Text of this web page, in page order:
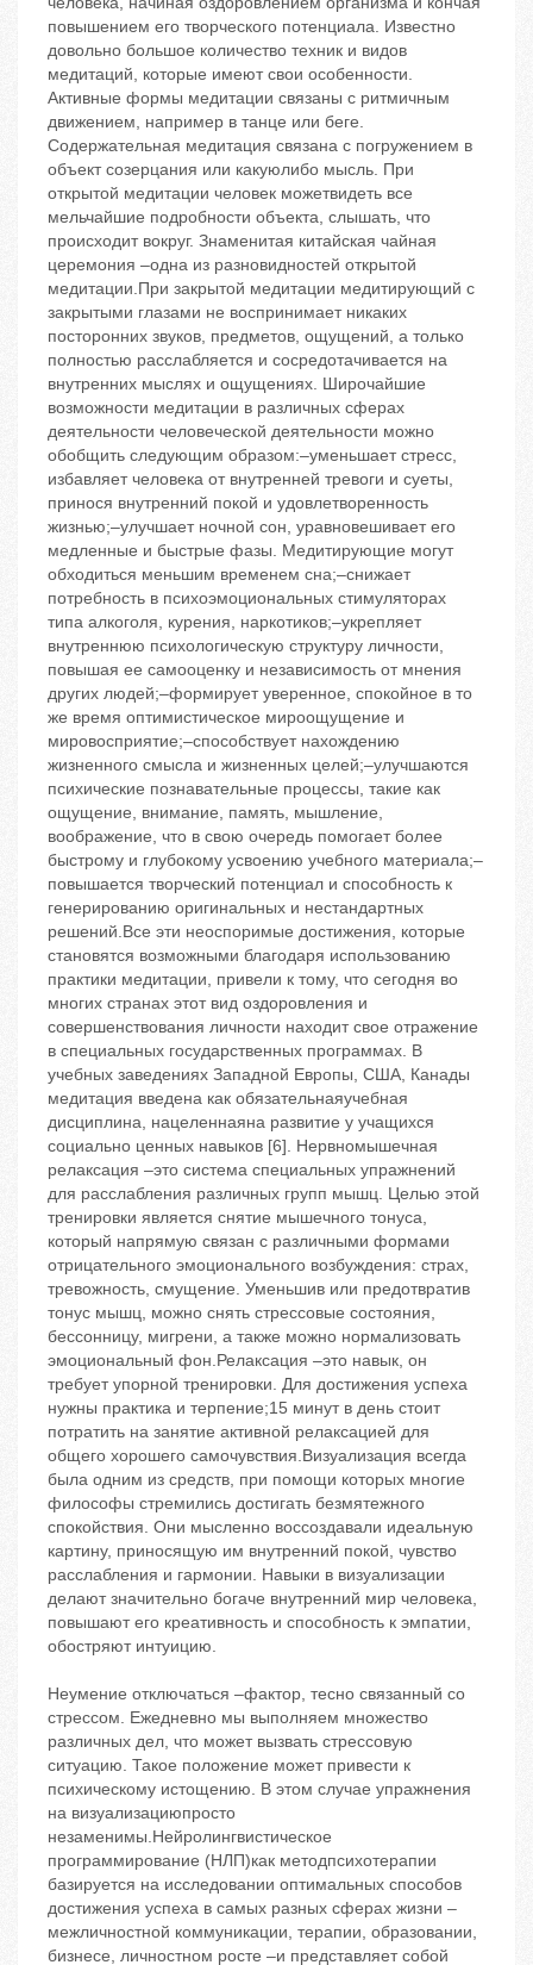
повышением его творческого потенциала. Известно
довольно большое количество техник и видов
медитаций, которые имеют свои особенности.
Активные формы медитации связаны с ритмичным
движением, например в танце или беге.
Содержательная медитация связана с погружением в
объект созерцания или какуюлибо мысль. При
открытой медитации человек можетвидеть все
мельчайшие подробности объекта, слышать, что
происходит вокруг. Знаменитая китайская чайная
церемония –одна из разновидностей открытой
медитации.При закрытой медитации медитирующий с
закрытыми глазами не воспринимает никаких
посторонних звуков, предметов, ощущений, а только
полностью расслабляется и сосредотачивается на
внутренних мыслях и ощущениях. Широчайшие
возможности медитации в различных сферах
деятельности человеческой деятельности можно
обобщить следующим образом:–уменьшает стресс,
избавляет человека от внутренней тревоги и суеты,
принося внутренний покой и удовлетворенность
жизнью;–улучшает ночной сон, уравновешивает его
медленные и быстрые фазы. Медитирующие могут
обходиться меньшим временем сна;–снижает
потребность в психоэмоциональных стимуляторах
типа алкоголя, курения, наркотиков;–укрепляет
внутреннюю психологическую структуру личности,
повышая ее самооценку и независимость от мнения
других людей;–формирует уверенное, спокойное в то
же время оптимистическое мироощущение и
мировосприятие;–способствует нахождению
жизненного смысла и жизненных целей;–улучшаются
психические познавательные процессы, такие как
ощущение, внимание, память, мышление,
воображение, что в свою очередь помогает более
быстрому и глубокому усвоению учебного материала;–
повышается творческий потенциал и способность к
генерированию оригинальных и нестандартных
решений.Все эти неоспоримые достижения, которые
становятся возможными благодаря использованию
практики медитации, привели к тому, что сегодня во
многих странах этот вид оздоровления и
совершенствования личности находит свое отражение
в специальных государственных программах. В
учебных заведениях Западной Европы, США, Канады
медитация введена как обязательнаяучебная
дисциплина, нацеленнаяна развитие у учащихся
социально ценных навыков [6]. Нервномышечная
релаксация –это система специальных упражнений
для расслабления различных групп мышц. Целью этой
тренировки является снятие мышечного тонуса,
который напрямую связан с различными формами
отрицательного эмоционального возбуждения: страх,
тревожность, смущение. Уменьшив или предотвратив
тонус мышц, можно снять стрессовые состояния,
бессонницу, мигрени, а также можно нормализовать
эмоциональный фон.Релаксация –это навык, он
требует упорной тренировки. Для достижения успеха
нужны практика и терпение;15 минут в день стоит
потратить на занятие активной релаксацией для
общего хорошего самочувствия.Визуализация всегда
была одним из средств, при помощи которых многие
философы стремились достигать безмятежного
спокойствия. Они мысленно воссоздавали идеальную
картину, приносящую им внутренний покой, чувство
расслабления и гармонии. Навыки в визуализации
делают значительно богаче внутренний мир человека,
повышают его креативность и способность к эмпатии,
обостряют интуицию.
Неумение отключаться –фактор, тесно связанный со
стрессом. Ежедневно мы выполняем множество
различных дел, что может вызвать стрессовую
ситуацию. Такое положение может привести к
психическому истощению. В этом случае упражнения
на визуализациюпросто
незаменимы.Нейролингвистическое
программирование (НЛП)как методпсихотерапии
базируется на исследовании оптимальных способов
достижения успеха в самых разных сферах жизни –
межличностной коммуникации, терапии, образовании,
бизнесе, личностном росте –и представляет собой